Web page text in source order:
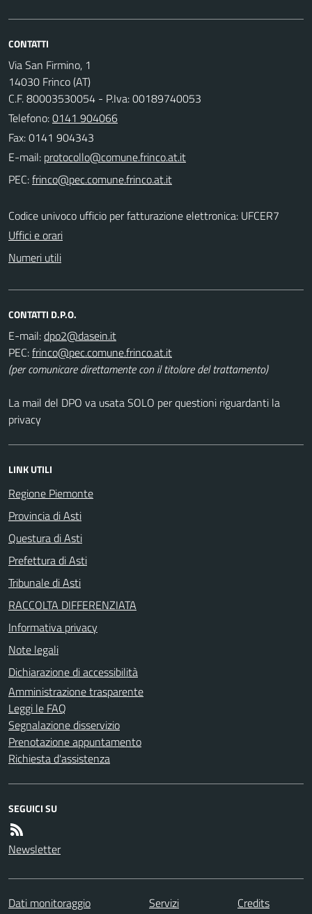
CONTATTI
Via San Firmino, 1
14030 Frinco (AT)
C.F. 80003530054 - P.Iva: 00189740053
Telefono:0141 904066
Fax: 0141 904343
E-mail:
PEC:
Codice univoco ufficio per fatturazione elettronica: UFCER7
Uffici e orari
Numeri utili
CONTATTI D.P.O.
E-mail:
PEC:
(per comunicare direttamente con il titolare del trattamento)
La mail del DPO va usata SOLO per questioni riguardanti la
privacy
LINK UTILI
Regione Piemonte
Provincia di Asti
Questura di Asti
Prefettura di Asti
Tribunale di Asti
RACCOLTA DIFFERENZIATA
Informativa privacy
Note legali
Dichiarazione di accessibilità
Amministrazione trasparente
Leggi le FAQ
Segnalazione disservizio
Prenotazione appuntamento
Richiesta d'assistenza
SEGUICI SU
Newsletter
Dati monitoraggio Servizi
Credits